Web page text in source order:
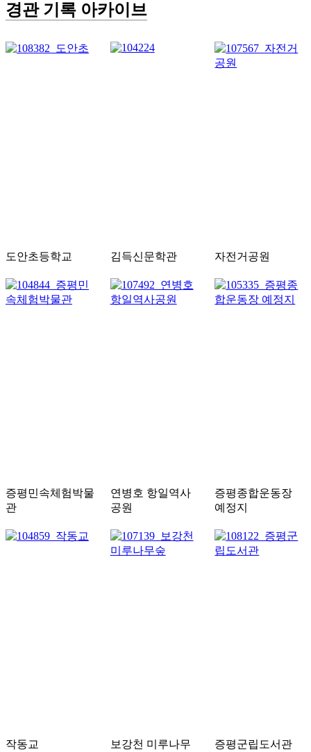
경관 기록 아카이브
도안초등학교 김득신문학관 자전거공원
증평민속체험박물
관
연병호 항일역사
공원
증평종합운동장
예정지
작동교
보강천 미루나무
증평군립도서관